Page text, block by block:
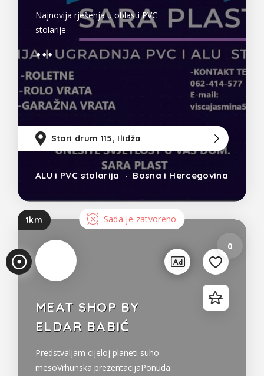
Najnovija rješenja u oblasti PVC
stolarije
Stari drum 115, Ilidža
ALU i PVC stolarija Bosna i Hercegovina
1km Sada je zatvoreno
0
MEAT SHOP BY
ELDAR BABIĆ
Predstvaljam cijeloj planeti suho
mesoVrhunska prezentacijaPonuda